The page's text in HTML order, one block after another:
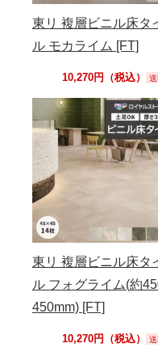
東リ 複層ビニル床タ
ル モカライム [FT]
10,270円（税込）
東リ 複層ビニル床タ
ル フォグライム(約
450mm) [FT]
10,270円（税込）